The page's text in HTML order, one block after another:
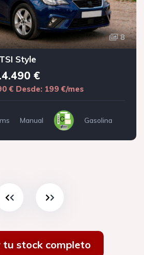
8
Style
€
€ Desde: 199 €/mes
Manual Gasolina
tu stock completo